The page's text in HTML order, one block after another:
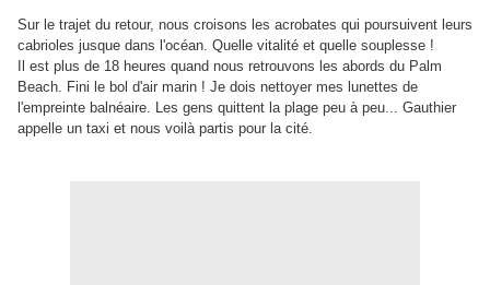
Sur le trajet du retour, nous croisons les acrobates qui poursuivent leurs
cabrioles jusque dans l'océan. Quelle vitalité et quelle souplesse !
Il est plus de 18 heures quand nous retrouvons les abords du Palm
Beach. Fini le bol d'air marin ! Je dois nettoyer mes lunettes de
l'empreinte balnéaire. Les gens quittent la plage peu à peu... Gauthier
appelle un taxi et nous voilà partis pour la cité.